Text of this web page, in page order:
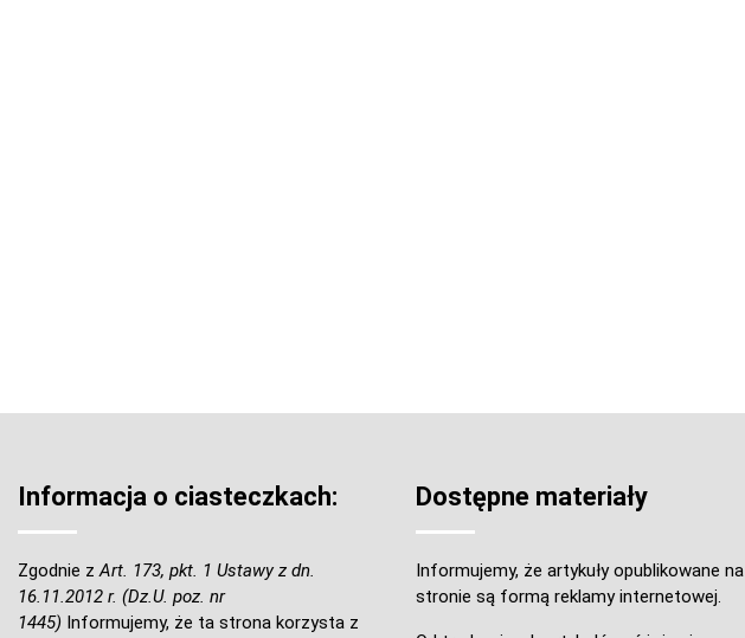
Informacja o ciasteczkach:
Zgodnie zArt. 173, pkt. 1 Ustawy z dn.
16.11.2012 r. (Dz.U. poz. nr
1445) Informujemy, że ta strona korzysta z
Dostępne materiały
Informujemy, że artykuły opublikowane na
stronie są formą reklamy internetowej.